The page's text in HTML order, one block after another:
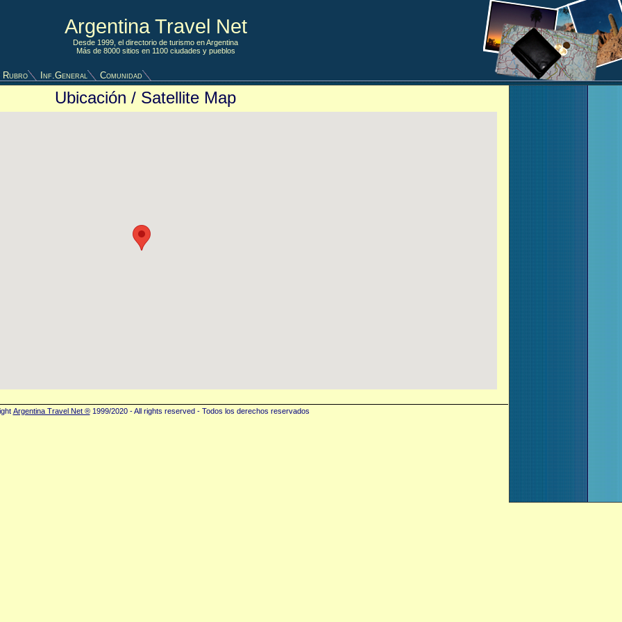
Argentina Travel Net
Desde 1999, el directorio de turismo en Argentina
Más de 8000 sitios en 1100 ciudades y pueblos
Rubro Inf.General Comunidad
Ubicación / Satellite Map
Argentina Travel Net ®1999/2020 - All rights reserved - Todos los derechos reservados